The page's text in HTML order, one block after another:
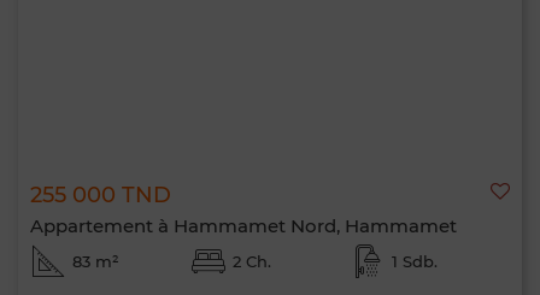
255 000 TND
Appartement à Hammamet Nord, Hammamet
83 m² 2 Ch. 1 Sdb.